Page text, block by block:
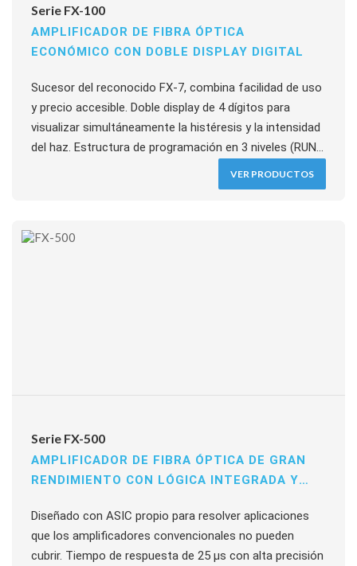
Serie FX-100
AMPLIFICADOR DE FIBRA ÓPTICA
ECONÓMICO CON DOBLE DISPLAY DIGITAL
Sucesor del reconocido FX-7, combina facilidad de uso
y precio accesible. Doble display de 4 dígitos para
visualizar simultáneamente la histéresis y la intensidad
del haz. Estructura de programación en 3 niveles (RUN /
usuarios. Respuesta de 250 µs, auto-aprendizaje con
unidades y copia de parametrización por entrada
VER PRODUCTOS
Serie FX-500
AMPLIFICADOR DE FIBRA ÓPTICA DE GRAN
RENDIMIENTO CON LÓGICA INTEGRADA Y
Diseñado con ASIC propio para resolver aplicaciones
que los amplificadores convencionales no pueden
cubrir. Tiempo de respuesta de 25 µs con alta precisión